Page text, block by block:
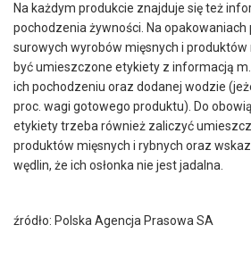
Na każdym produkcie znajduje się też
pochodzenia żywności. Na
surowych wyrobów mięsnych i produktów
być umieszczone etykiety z informacją
ich pochodzeniu oraz dodanej wodzie
proc. wagi gotowego produktu). Do
etykiety trzeba również zaliczyć
produktów mięsnych i rybnych oraz
wędlin, że ich osłonka nie jest jadalna.
źródło: Polska Agencja Prasowa SA